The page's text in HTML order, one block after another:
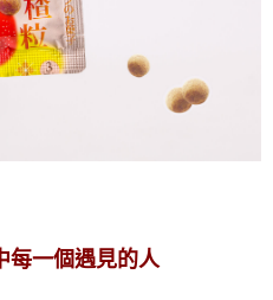
每一個遇見的人